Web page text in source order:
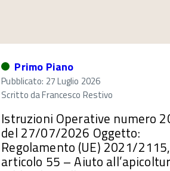
Primo Piano
Pubblicato: 27 Luglio 2026
Scritto daFrancesco Restivo
Istruzioni Operative numero
del 27/07/2026 Oggetto:
Regolamento (UE) 2021/2115,
articolo 55 – Aiuto